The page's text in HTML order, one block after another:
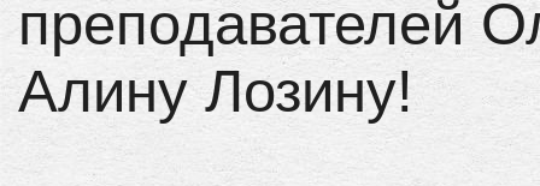
преподавателей
Алину Лозину!